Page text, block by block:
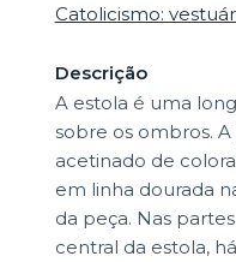
Catolicismo:
Descrição
A estola é uma
sobre os ombros.
acetinado de
em linha dourada
da peça. Nas
central da estola,